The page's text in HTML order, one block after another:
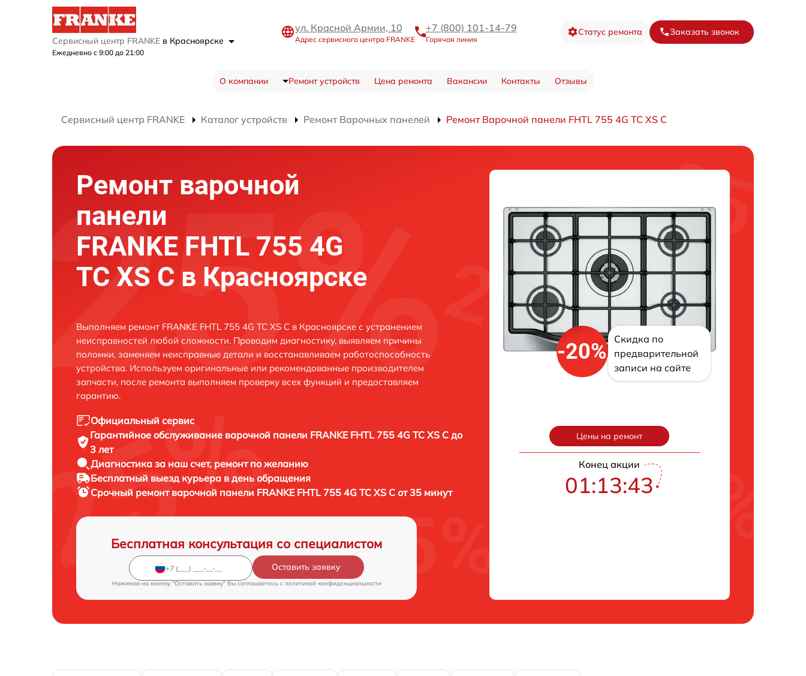
Сервисный центр FRANKE в Красноярске
Ежедневно с 9:00 до 21:00
ул. Красной Армии, 10
Адрес сервисного центра FRANKE
+7 (800) 101-14-79
Горячая линия
Статус ремонта Заказать звонок
О компании Ремонт устройств Цена ремонта Вакансии Контакты Отзывы
Сервисный центр FRANKE Каталог устройств Ремонт Варочных панелей Ремонт Варочной панели FHTL 755 4G TC XS C
Ремонт варочной
панели
FRANKE FHTL 755 4G
TC XS C в Красноярске
Выполняем ремонт FRANKE FHTL 755 4G TC XS C в Красноярске с устранением
неисправностей любой сложности. Проводим диагностику, выявляем причины
поломки, заменяем неисправные детали и восстанавливаем работоспособность
устройства. Используем оригинальные или рекомендованные производителем
запчасти, после ремонта выполняем проверку всех функций и предоставляем
гарантию.
Официальный сервис
Гарантийное обслуживание варочной панели FRANKE FHTL 755 4G TC XS C до
3 лет
Диагностика за наш счет, ремонт по желанию
Бесплатный выезд курьера в день обращения
Срочный ремонт варочной панели FRANKE FHTL 755 4G TC XS C от 35 минут
Бесплатная консультация со специалистом
Оставить заявку
Нажимая на кнопку "Оставить заявку" Вы соглашаетесь c политикой конфиденциальности
-20%
Скидка по
предварительной
записи на сайте
Цены на ремонт
Конец акции
01:13:42